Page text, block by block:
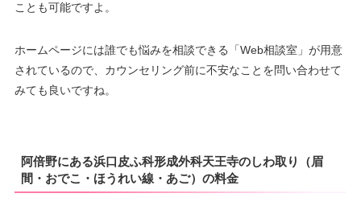
ことも可能ですよ。
ホームページには誰でも悩みを相談できる「Web相談室」が用意
されているので、カウンセリング前に不安なことを問い合わせて
みても良いですね。
阿倍野にある浜口皮ふ科形成外科天王寺のしわ取り（眉
間・おでこ・ほうれい線・あご）の料金